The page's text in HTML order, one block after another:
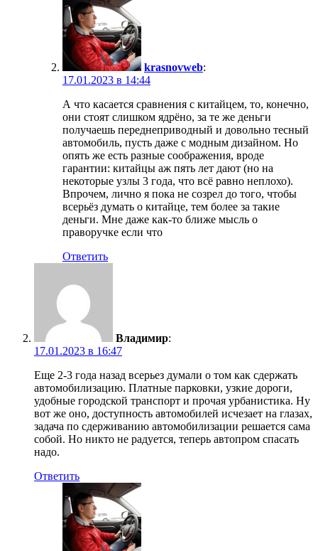
krasnovweb:
17.01.2023 в 14:44
А что касается сравнения с китайцем, то, конечно,
они стоят слишком ядрёно, за те же деньги
получаешь переднеприводный и довольно тесный
автомобиль, пусть даже с модным дизайном. Но
опять же есть разные соображения, вроде
гарантии: китайцы аж пять лет дают (но на
некоторые узлы 3 года, что всё равно неплохо).
Впрочем, лично я пока не созрел до того, чтобы
всерьёз думать о китайце, тем более за такие
деньги. Мне даже как-то ближе мысль о
праворучке если что
Ответить
Владимир:
17.01.2023 в 16:47
Еще 2-3 года назад всерьез думали о том как сдержать
автомобилизацию. Платные парковки, узкие дороги,
удобные городской транспорт и прочая урбанистика. Ну
вот же оно, доступность автомобилей исчезает на глазах,
задача по сдерживанию автомобилизации решается сама
собой. Но никто не радуется, теперь автопром спасать
надо.
Ответить